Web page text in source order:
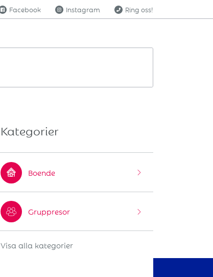
Facebook Instagram Ring oss!
Kategorier
Boende
Gruppresor
Visa alla kategorier